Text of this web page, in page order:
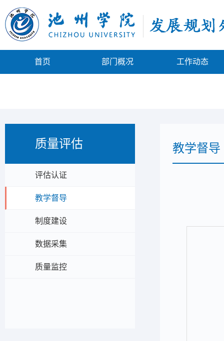
首页 部门概况 工作动态
质量评估
评估认证
教学督导
制度建设
数据采集
质量监控
教学督导